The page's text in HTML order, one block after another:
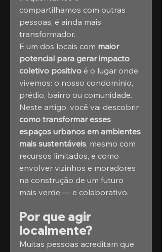
compartilhamos com outras
pessoas, é ainda mais
transformador.
E um dos locais com maior
potencial para gerar impacto
coletivo positivo é o lugar onde
vivemos: o nosso condomínio,
prédio, bairro ou comunidade.
Neste artigo, você vai descobrir
como transformar esses
espaços urbanos em ambientes
mais sustentáveis, mesmo com
recursos limitados, e como
envolver vizinhos e moradores
na construção de um futuro
mais verde — e colaborativo.
Por que agir
localmente?
Muitas pessoas acreditam que